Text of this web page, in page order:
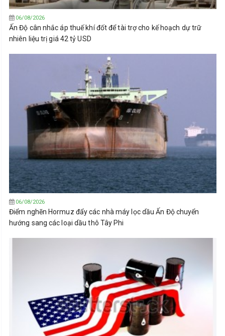
06/08/2026
Ấn Độ cân nhắc áp thuế khí đốt để tài trợ cho kế hoạch dự trữ
nhiên liệu trị giá 42 tỷ USD
06/08/2026
Điểm nghẽn Hormuz đẩy các nhà máy lọc dầu Ấn Độ chuyển
hướng sang các loại dầu thô Tây Phi